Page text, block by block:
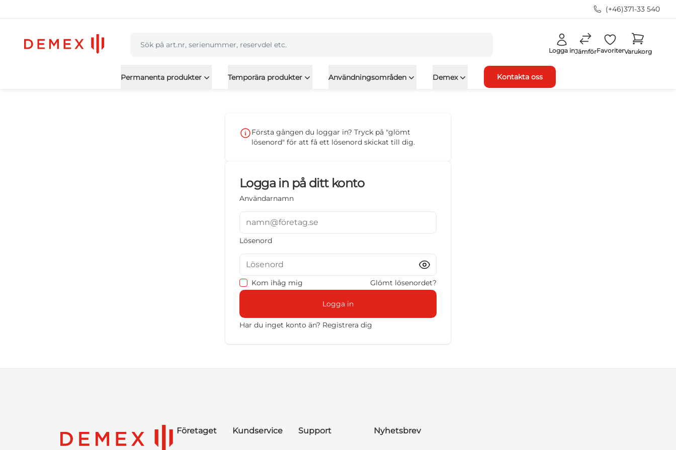
(+46)371-33 540
Logga inJämförFavoriterVarukorg
Permanenta produkter Temporära produkter Användningsområden Demex Kontakta oss
Första gången du loggar in? Tryck på "glömt
lösenord" för att få ett lösenord skickat till dig.
Logga in på ditt konto
Användarnamn
namn@företag.se
Lösenord
Lösenord
Kom ihåg mig Glömt lösenordet?
Logga in
Har du inget konto än? Registrera dig
Företaget Kundservice Support Nyhetsbrev